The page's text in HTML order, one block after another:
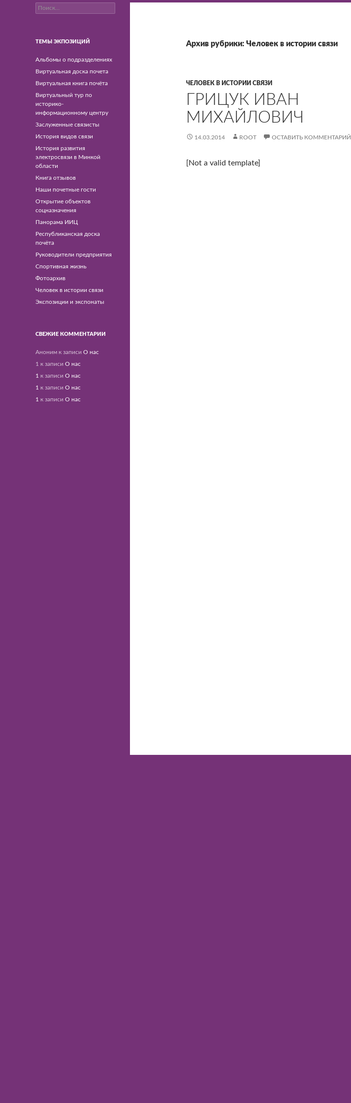
Архив рубрики: Человек в истории связи
ЧЕЛОВЕК В ИСТОРИИ СВЯЗИ
ГРИЦУК ИВАН
МИХАЙЛОВИЧ
14.03.2014 ROOT ОСТАВИТЬ КОММЕНТАРИЙ
[Not a valid template]
Минский филиал РУП
"Белтелком"
Найти:
ТЕМЫ ЭКПОЗИЦИЙ
Альбомы о подразделениях
Виртуальная доска почета
Виртуальная книга почёта
Виртуальный тур по
историко-
информационному центру
Заслуженные связисты
История видов связи
История развития
электросвязи в Минкой
области
Книга отзывов
Наши почетные гости
Открытие объектов
соцназначения
Панорама ИИЦ
Республиканская доска
почёта
Руководители предприятия
Спортивная жизнь
Фотоархив
Человек в истории связи
Экспозиции и экспонаты
СВЕЖИЕ КОММЕНТАРИИ
Аноним к записи О нас
1 к записи О нас
1 к записи О нас
1 к записи О нас
1 к записи О нас